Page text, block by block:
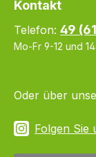
Kontakt
Telefon: 49
Mo-Fr 9-12 und
Oder über
Folgen Sie